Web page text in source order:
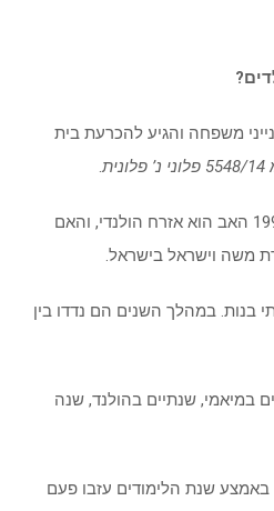
משפחה והגיע להכרעת בית
.
עסקינן בזוג שהתחתן בשנת 1998 האב הוא אזרח הולנדי, והאם
משה וישראל בישראל.
בנות. במהלך השנים הם נדדו בין
במיאמי, שנתיים בהולנד, שנה
שנת הלימודים עזבו פעם